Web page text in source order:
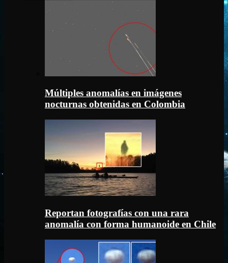
Múltiples anomalías en imágenes
nocturnas obtenidas en Colombia
Reportan fotografías con una rara
anomalía con forma humanoide en Chile